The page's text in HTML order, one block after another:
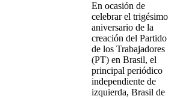
En ocasión de
celebrar el trigésimo
aniversario de la
creación del Partido
de los Trabajadores
(PT) en Brasil, el
principal periódico
independiente de
izquierda, Brasil de